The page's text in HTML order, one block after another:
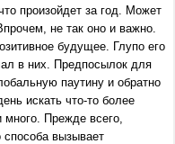
произойдет за год. Может
не так оно и важно.
будущее. Глупо его
в них. Предпосылок для
паутину и обратно
искать что-то более
Прежде всего,
вызывает